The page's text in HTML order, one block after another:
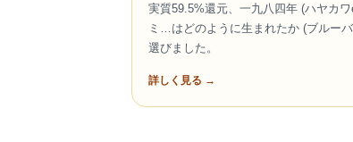
実質59.5%還元、一九八四年 (ハヤカ
ミ…はどのように生まれたか (ブルー
選びました。
詳しく見る →